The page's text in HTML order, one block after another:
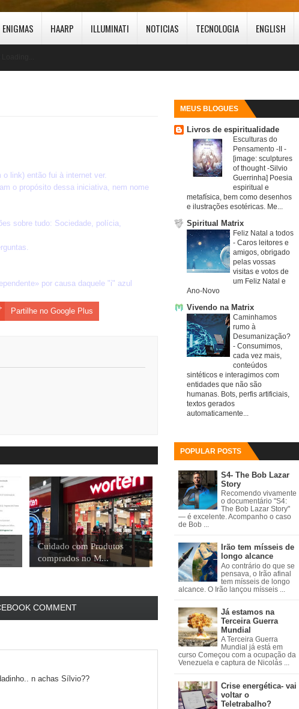
ENIGMAS HAARP ILLUMINATI NOTICIAS TECNOLOGIA ENGLISH
MEUS BLOGUES
Livros de espiritualidade
Esculturas do
Pensamento -II -
[image: sculptures
of thought -Silvio
Guerrinha] Poesia
espiritual e
metafísica, bem como desenhos
e ilustrações esotéricas. Me...
Spiritual Matrix
Feliz Natal a todos
- Caros leitores e
amigos, obrigado
pelas vossas
visitas e votos de
um Feliz Natal e
Ano-Novo
Vivendo na Matrix
Caminhamos
rumo à
Desumanização?
- Consumimos,
cada vez mais,
conteúdos
sintéticos e interagimos com
entidades que não são
humanas. Bots, perfis artificiais,
textos gerados
automaticamente...
POPULAR POSTS
S4- The Bob Lazar
Story
Recomendo vivamente
o documentário "S4:
The Bob Lazar Story"
— é excelente. Acompanho o caso
de Bob ...
Irão tem mísseis de
longo alcance
Ao contrário do que se
pensava, o Irão afinal
tem mísseis de longo
alcance. O Irão lançou mísseis ...
Já estamos na
Terceira Guerra
Mundial
A Terceira Guerra
Mundial já está em
curso Começou com a ocupação da
Venezuela e captura de Nicolás ...
Crise energética- vai
voltar o
Teletrabalho?
link) então fui à internet ver.
o propósito dessa iniciativa, nem nome
sobre tudo: Sociedade, polícia,
por causa daquele "i" azul
Partilhe no Google Plus
Cuidado com Produtos
comprados no M...
COMMENT
n achas Sílvio??